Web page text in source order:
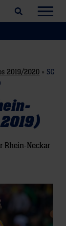
Suchfeld öffnen
2019/2020 » SC
Rhein-Neckar